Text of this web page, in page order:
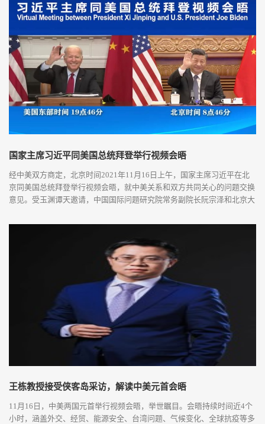
展都处在关键阶段，人类的“地球村”也面临诸多挑战。中美作为世界前两
大经济体和联...
国家主席习近平同美国总统拜登举行视频会晤
经中美双方商定，北京时间2021年11月16日上午，国家主席习近平在北
京同美国总统拜登举行视频会晤，就中美关系和双方共同关心的问题交换
意见。受玉渊谭天邀请，中国国际问题研究院常务副院长阮宗泽和北京大
任王栋对此次中美视频会晤进行了深度解读。习近平指出，当前，中美发
王栋教授接受侠客岛采访，解读中美元首会晤
11月16日，中美两国元首举行视频会晤，举世瞩目。会晤持续时间近4个
小时，涵盖外交、经贸、能源安全、台湾问题、气候变化、全球抗疫等多